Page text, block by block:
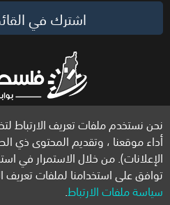
نحن نستخدم ملفات تعريف الارتباط
أداء موقعنا ، وتقديم المحتوى ذي
الإعلانات). من خلال الاستمرار في
توافق على استخدامنا لملفات تعريف
سياسة ملفات الارتباط.
اشترك في
الحقوق محفوظة لموقع